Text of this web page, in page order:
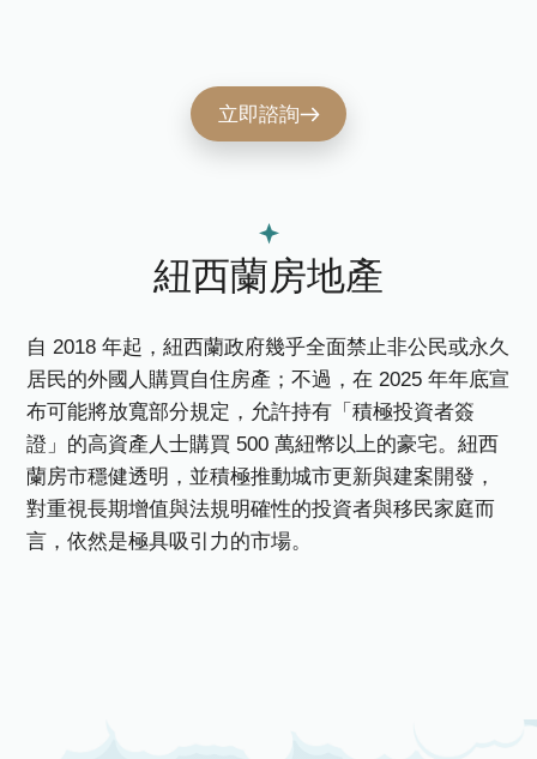
立即諮詢
紐西蘭房地產
自 2018 年起，紐西蘭政府幾乎全面禁止非公民或永久
居民的外國人購買自住房產；不過，在 2025 年年底宣
布可能將放寬部分規定，允許持有「積極投資者簽
證」的高資產人士購買 500 萬紐幣以上的豪宅。紐西
蘭房市穩健透明，並積極推動城市更新與建案開發，
對重視長期增值與法規明確性的投資者與移民家庭而
言，依然是極具吸引力的市場。